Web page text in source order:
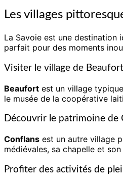
Les villages
La Savoie est une destination
parfait pour des moments
Visiter le village de Beaufort
Beaufort est un village
le musée de la coopérative
Découvrir le patrimoine de
Conflans est un autre village
médiévales, sa chapelle et
Profiter des activités de